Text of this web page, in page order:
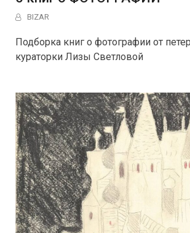
BIZAR
Подборка книг о фотографии от
кураторки Лизы Светловой